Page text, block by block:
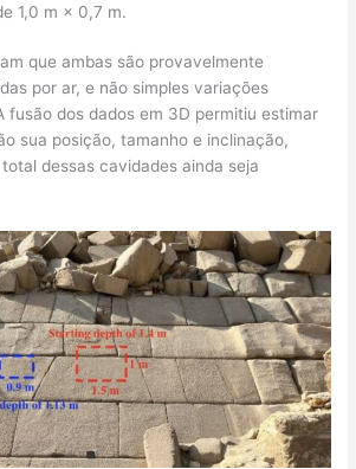
1,0 m × 0,7 m.
que ambas são provavelmente
por ar, e não simples variações
fusão dos dados em 3D permitiu estimar
sua posição, tamanho e inclinação,
dessas cavidades ainda seja